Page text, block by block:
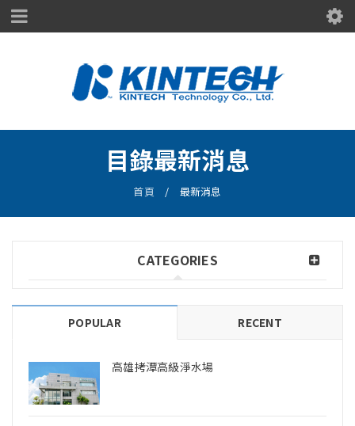
目錄最新消息
首頁 / 最新消息
CATEGORIES
POPULAR RECENT
高雄拷潭高級淨水場